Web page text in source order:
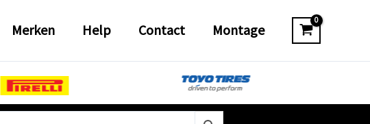
Merken Help Contact Montage